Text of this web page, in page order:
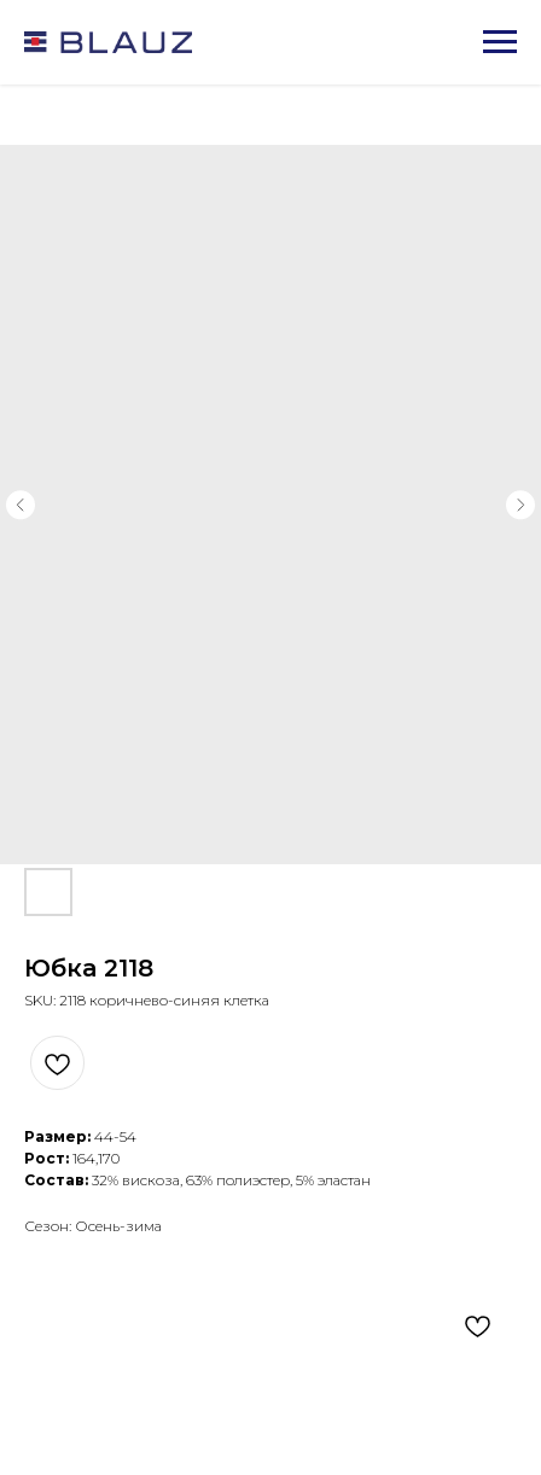
Юбка 2118
SKU: 2118 коричнево-синяя клетка
Размер: 44-54
Рост: 164,170
Состав: 32% вискоза, 63% полиэстер, 5% эластан
Сезон: Осень-зима